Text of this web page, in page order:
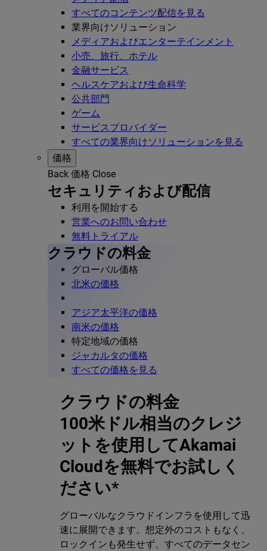
すべてのコンテンツ配信を見る
業界向けソリューション
メディアおよびエンターテインメント
小売、旅行、ホテル
金融サービス
ヘルスケアおよび生命科学
公共部門
ゲーム
サービスプロバイダー
すべての業界向けソリューションを見る
価格
Back 価格 Close
セキュリティおよび配信
利用を開始する
営業へのお問い合わせ
無料トライアル
クラウドの料金
グローバル価格
北米の価格
アジア太平洋の価格
南米の価格
特定地域の価格
ジャカルタの価格
すべての価格を見る
クラウドの料金
100米ドル相当のクレジ
ットを使用してAkamai
Cloudを無料でお試しく
ださい*
グローバルなクラウドインフラを使用して迅
速に展開できます。想定外のコストもなく、
ロックインも発生せず、すべてのデータセン